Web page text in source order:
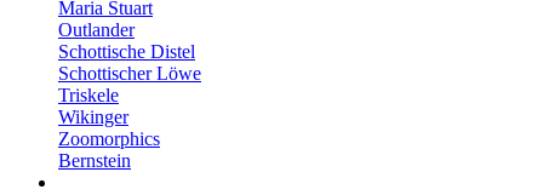
Maria Stuart
Outlander
Schottische Distel
Schottischer Löwe
Triskele
Wikinger
Zoomorphics
Bernstein